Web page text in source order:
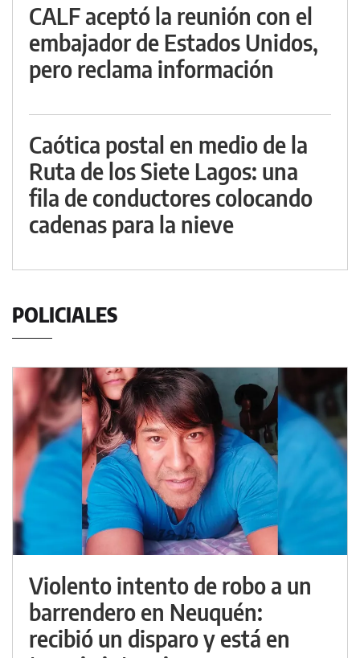
CALF aceptó la reunión con el
embajador de Estados Unidos,
pero reclama información
Caótica postal en medio de la
Ruta de los Siete Lagos: una
fila de conductores colocando
cadenas para la nieve
POLICIALES
Violento intento de robo a un
barrendero en Neuquén:
recibió un disparo y está en